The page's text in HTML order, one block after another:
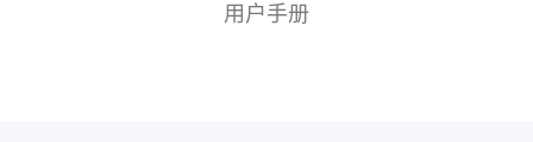
用户手册